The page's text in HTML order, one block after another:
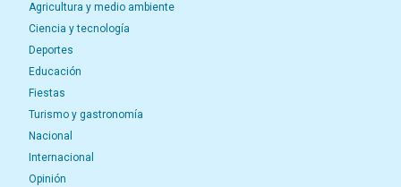
Agricultura y medio ambiente
Ciencia y tecnología
Deportes
Educación
Fiestas
Turismo y gastronomía
Nacional
Internacional
Opinión